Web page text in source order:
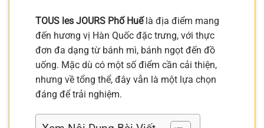
TOUS les JOURS Phố Huếlà địa điểm mang
đến hương vị Hàn Quốc đặc trưng, với thực
đơn đa dạng từ bánh mì, bánh ngọt đến đồ
uống. Mặc dù có một số điểm cần cải thiện,
nhưng về tổng thể, đây vẫn là một lựa chọn
đáng để trải nghiệm.